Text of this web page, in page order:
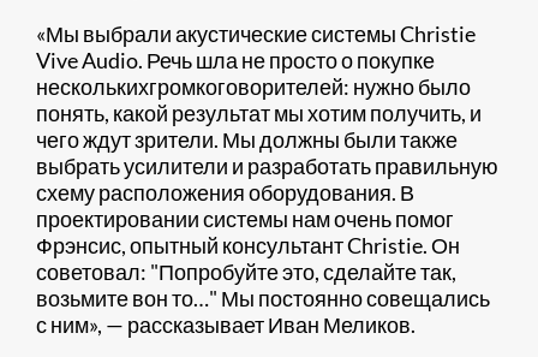
«Мы выбрали акустические системы Christie
Vive Audio. Речь шла не просто о покупке
несколькихгромкоговорителей: нужно было
понять, какой результат мы хотим получить, и
чего ждут зрители. Мы должны были также
выбрать усилители и разработать правильную
схему расположения оборудования. В
проектировании системы нам очень помог
Фрэнсис, опытный консультант Christie. Он
советовал: "Попробуйте это, сделайте так,
возьмите вон то…" Мы постоянно совещались
с ним», — рассказывает Иван Меликов.